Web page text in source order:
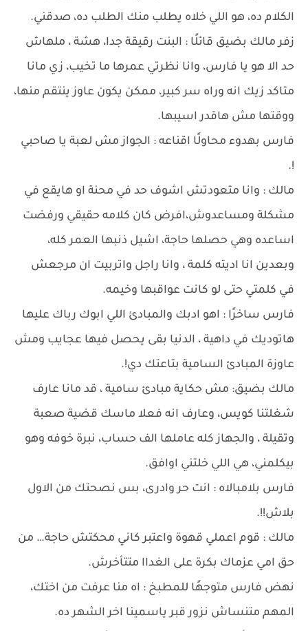
الكلام ده، هو اللي خلاه يطلب منك الطلب ده، صدقني.
زفر مالك بضيق قائلًا : البنت رقيقة جدا، هشة ، ملهاش
حد الا هو يا فارس، وانا نظرتي عمرها ما تخيب، زي مانا
متاكد زيك انه وراه سر كبير، ممكن يكون عاوز ينتقم منها،
ووقتها مش هاقدر اسيبها.
فارس بهدوء محاولًا اقناعه : الجواز مش لعبة يا صاحبي
!.
مالك : وانا متعودتش اشوف حد في محنة او هايقع في
مشكلة ومساعدوش،افرض كان كلامه حقيقي ورفضت
اساعده وهي حصلها حاجة، اشيل ذنبها العمر كله،
وبعدين انا اديته كلمة ، وانا راجل واتربيت ان مرجعش
في كلمتي حتى لو كانت عواقبها وخيمه.
فارس ساخرًا : اهو ادبك والمبادئ اللي ابوك رباك عليها
هاتوديك في داهية ، الدنيا بقى يحصل فيها عجايب ومش
عاوزة المبادئ السامية بتاعتك دي!.
مالك بضيق: مش حكاية مبادئ سامية ، قد مانا عارف
شغلتنا كويس، وعارف انه فعلا ماسك قضية صعبة
وتقيلة ، والجهاز كله عاملها الف حساب، نبرة خوفه وهو
بيكلمني، هي اللي خلتني اوافق.
فارس بلامبالاه : انت حر وادرى، بس نصحتك من الاول
بلاش!!.
مالك : قوم اعملي قهوة واعتبر كاني محكتش حاجة… من
حق امي عزماك بكرة على الغداا متتأخرش.
نهض فارس متوجهًا للمطبخ : اه منا عرفت من اختك،
المهم متنساش نزور قبر ياسمينا اخر الشهر ده.